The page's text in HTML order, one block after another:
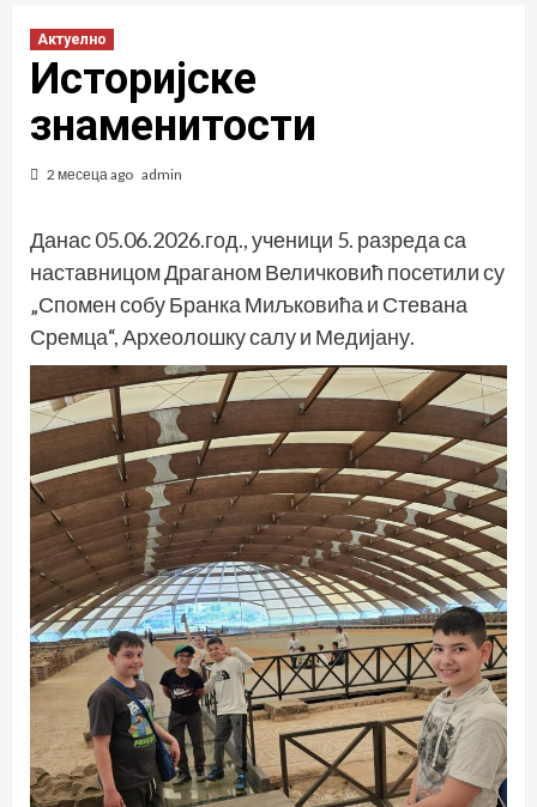
Актуелно
Историјске
знаменитости
2 месеца ago admin
Данас 05.06.2026.год., ученици 5. разреда са
наставницом Драганом Величковић посетили су
„Спомен собу Бранка Миљковића и Стевана
Сремца“, Археолошку салу и Медијану.